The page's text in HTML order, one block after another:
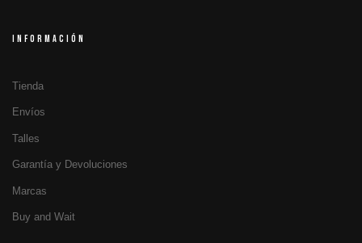
INFORMACIÓN
Tienda
Envíos
Talles
Garantía y Devoluciones
Marcas
Buy and Wait